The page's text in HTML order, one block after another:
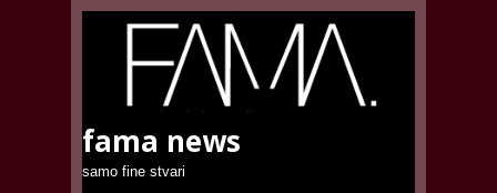
fama news
samo fine stvari